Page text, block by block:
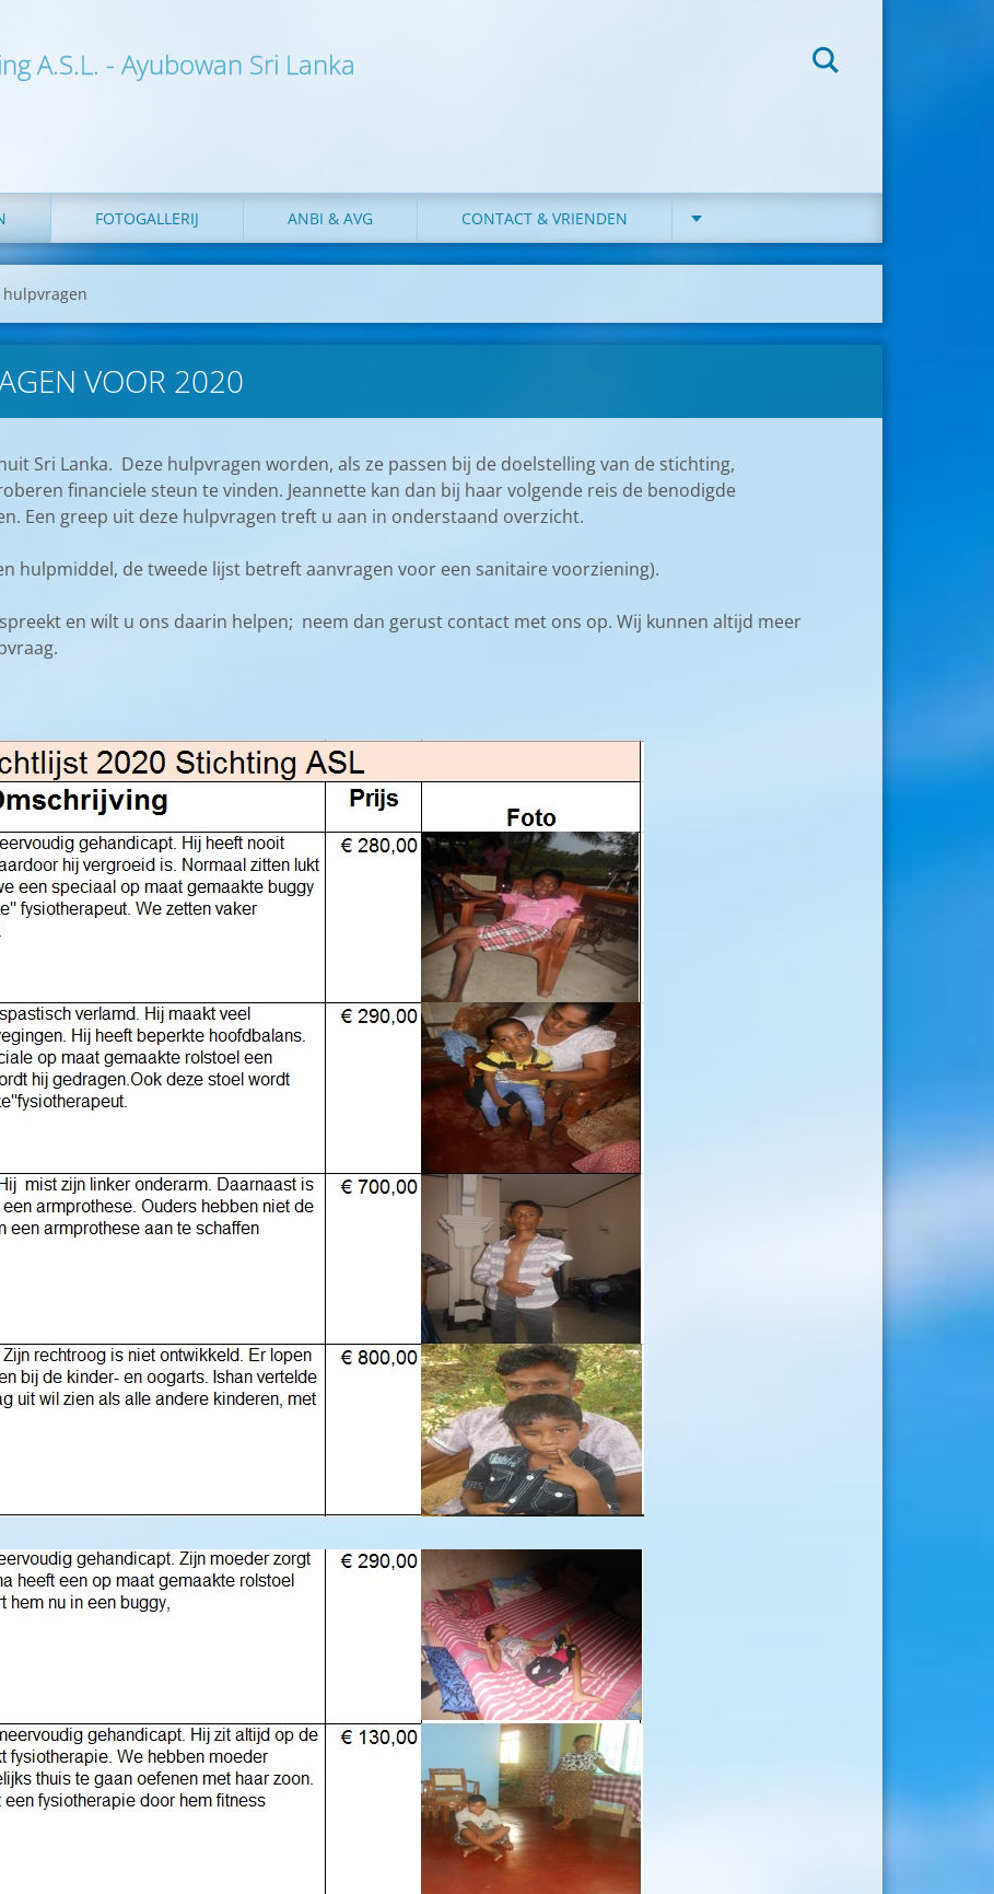
A.S.L. - Ayubowan Sri Lanka
FOTOGALLERIJ ANBI & AVG CONTACT & VRIENDEN
VOOR 2020
Sri Lanka. Deze hulpvragen worden, als ze passen bij de doelstelling van de stichting,
financiele steun te vinden. Jeannette kan dan bij haar volgende reis de benodigde
Een greep uit deze hulpvragen treft u aan in onderstaand overzicht.
hulpmiddel, de tweede lijst betreft aanvragen voor een sanitaire voorziening).
en wilt u ons daarin helpen; neem dan gerust contact met ons op. Wij kunnen altijd meer